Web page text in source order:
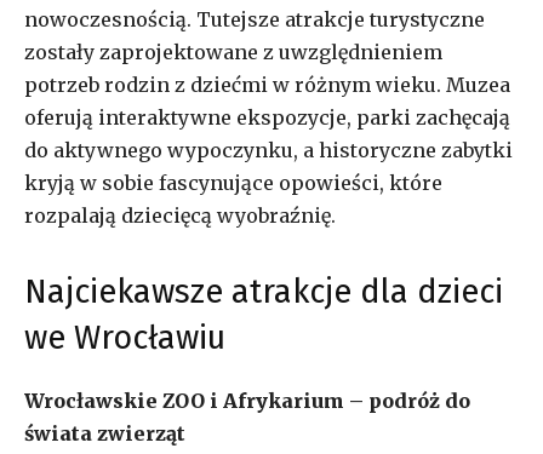
nowoczesnością. Tutejsze atrakcje turystyczne
zostały zaprojektowane z uwzględnieniem
potrzeb rodzin z dziećmi w różnym wieku. Muzea
oferują interaktywne ekspozycje, parki zachęcają
do aktywnego wypoczynku, a historyczne zabytki
kryją w sobie fascynujące opowieści, które
rozpalają dziecięcą wyobraźnię.
Najciekawsze atrakcje dla dzieci
we Wrocławiu
Wrocławskie ZOO i Afrykarium – podróż do
świata zwierząt